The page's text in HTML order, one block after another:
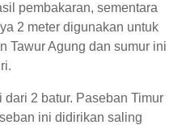
pembakaran, sementara
2 meter digunakan untuk
Tawur Agung dan sumur ini
2 batur. Paseban Timur
ini didirikan saling